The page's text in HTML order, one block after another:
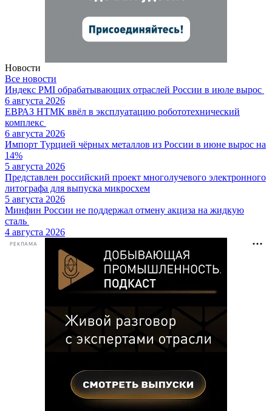
Новости
Все новости
Индекс PMI обрабатывающих отраслей России в июле вырос
6 августа 2026
ЕВРАЗ НТМК ввёл в эксплуатацию робототехнический
комплекс
6 августа 2026
Импорт Турцией чёрных металлов из России в июне вырос на
14%
5 августа 2026
Представлен российский проект многолучевого электронного
литографа для выпуска микросхем
5 августа 2026
Минфин России не поддержал отмену акциза на жидкую
сталь
4 августа 2026
РЕКЛАМА